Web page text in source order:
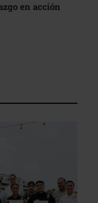
en acción